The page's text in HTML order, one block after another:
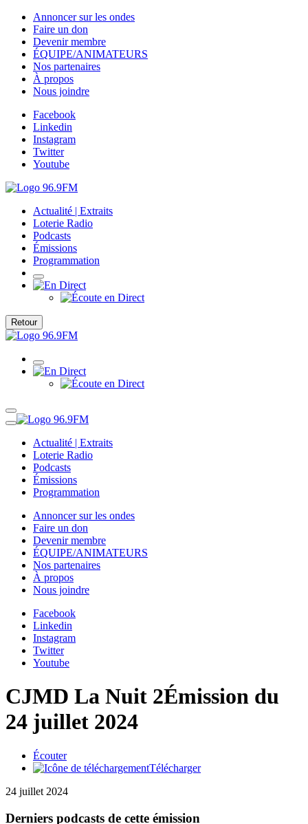
Annoncer sur les ondes
Faire un don
Devenir membre
ÉQUIPE/ANIMATEURS
Nos partenaires
À propos
Nous joindre
Facebook
Linkedin
Instagram
Twitter
Youtube
Actualité | Extraits
Loterie Radio
Podcasts
Émissions
Programmation
Retour
Actualité | Extraits
Loterie Radio
Podcasts
Émissions
Programmation
Annoncer sur les ondes
Faire un don
Devenir membre
ÉQUIPE/ANIMATEURS
Nos partenaires
À propos
Nous joindre
Facebook
Linkedin
Instagram
Twitter
Youtube
CJMD La Nuit 2Émission du
24 juillet 2024
Écouter
Télécharger
24 juillet 2024
Derniers podcasts de cette émission